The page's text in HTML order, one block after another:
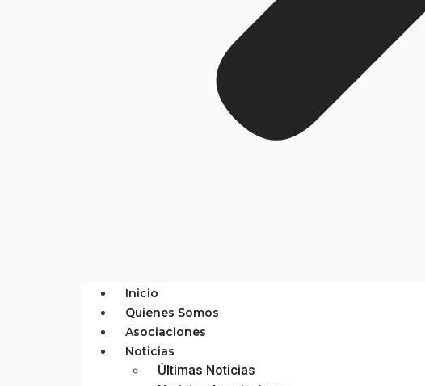
Inicio
Quienes Somos
Asociaciones
Noticias
Últimas Noticias